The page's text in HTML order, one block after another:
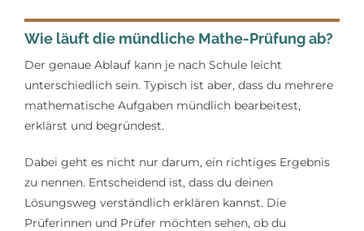
Wie läuft die mündliche Mathe-Prüfung ab?
Der genaue Ablauf kann je nach Schule leicht
unterschiedlich sein. Typisch ist aber, dass du mehrere
mathematische Aufgaben mündlich bearbeitest,
erklärst und begründest.
Dabei geht es nicht nur darum, ein richtiges Ergebnis
zu nennen. Entscheidend ist, dass du deinen
Lösungsweg verständlich erklären kannst. Die
Prüferinnen und Prüfer möchten sehen, ob du